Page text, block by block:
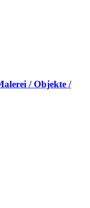
/ Objekte /